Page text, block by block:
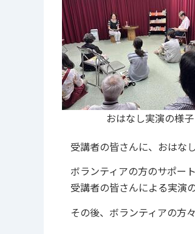
おはなし実演の様子
受講者の皆さんに、おはな
ボランティアの⽅のサポー
受講者の皆さんによる実演
その後、ボランティアの方